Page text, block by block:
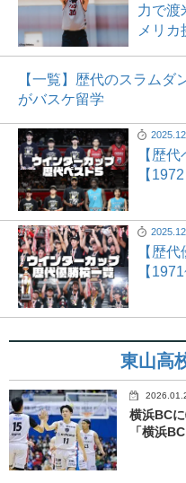
力で渡
メリカ
【一覧】歴代のスラム
がバスケ留学
【歴
【
【歴
【
東山高
横浜BC
「横浜